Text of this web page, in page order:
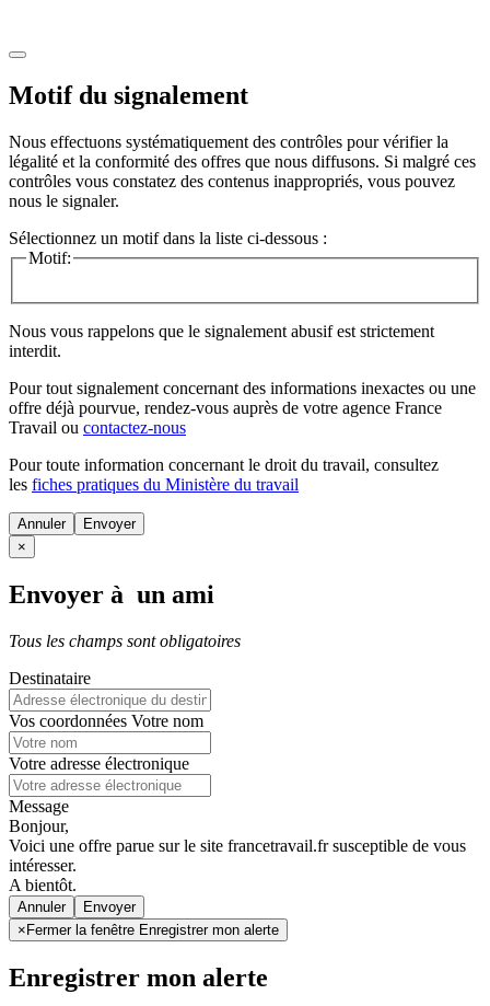
Motif du signalement
Nous effectuons systématiquement des contrôles pour vérifier la
légalité et la conformité des offres que nous diffusons. Si malgré ces
contrôles vous constatez des contenus inappropriés, vous pouvez
nous le signaler.
Sélectionnez un motif dans la liste ci-dessous :
Motif:
Nous vous rappelons que le signalement abusif est strictement
interdit.
Pour tout signalement concernant des informations inexactes ou une
offre déjà pourvue, rendez-vous auprès de votre agence France
Travail ou contactez-nous
Pour toute information concernant le droit du travail, consultez
les fiches pratiques du Ministère du travail
Annuler
×
Envoyer à un ami
Tous les champs sont obligatoires
Destinataire
Vos coordonnées Votre nom
Votre adresse électronique
Message
Bonjour,
Voici une offre parue sur le site francetravail.fr susceptible de vous
intéresser.
A bientôt.
Annuler
× Fermer la fenêtre Enregistrer mon alerte
Enregistrer mon alerte